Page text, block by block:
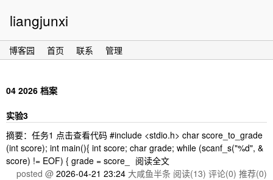
liangjunxi
博客园 首页 联系 管理
04 2026 档案
实验3
摘要：任务1 点击查看代码 #include <stdio.h> char score_to_grade
(int score); int main(){ int score; char grade; while (scanf_s("%d", &
score) != EOF) { grade = score_
阅读全文
posted @ 2026-04-21 23:24 大咸鱼半条 阅读(13) 评论(0) 推荐(0)